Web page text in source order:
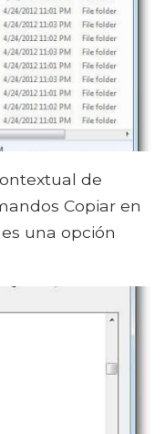
de
Copiar en
una opción